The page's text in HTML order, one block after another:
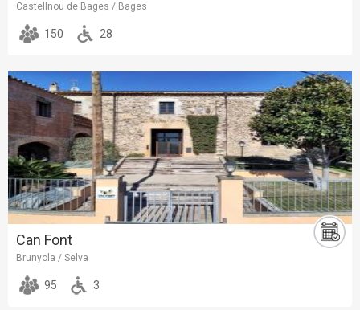
Castellnou de Bages / Bages
150 28
Can Font
Brunyola / Selva
95 3